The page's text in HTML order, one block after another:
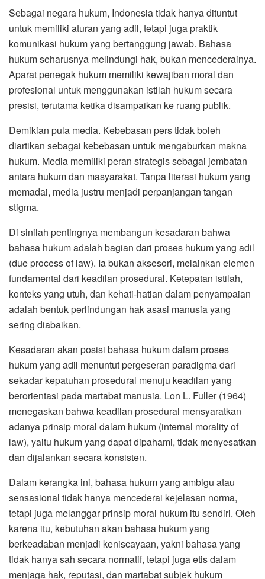
Sebagai negara hukum, Indonesia tidak hanya dituntut
untuk memiliki aturan yang adil, tetapi juga praktik
komunikasi hukum yang bertanggung jawab. Bahasa
hukum seharusnya melindungi hak, bukan mencederainya.
Aparat penegak hukum memiliki kewajiban moral dan
profesional untuk menggunakan istilah hukum secara
presisi, terutama ketika disampaikan ke ruang publik.
Demikian pula media. Kebebasan pers tidak boleh
diartikan sebagai kebebasan untuk mengaburkan makna
hukum. Media memiliki peran strategis sebagai jembatan
antara hukum dan masyarakat. Tanpa literasi hukum yang
memadai, media justru menjadi perpanjangan tangan
stigma.
Di sinilah pentingnya membangun kesadaran bahwa
bahasa hukum adalah bagian dari proses hukum yang adil
(due process of law). Ia bukan aksesori, melainkan elemen
fundamental dari keadilan prosedural. Ketepatan istilah,
konteks yang utuh, dan kehati-hatian dalam penyampaian
adalah bentuk perlindungan hak asasi manusia yang
sering diabaikan.
Kesadaran akan posisi bahasa hukum dalam proses
hukum yang adil menuntut pergeseran paradigma dari
sekadar kepatuhan prosedural menuju keadilan yang
berorientasi pada martabat manusia. Lon L. Fuller (1964)
menegaskan bahwa keadilan prosedural mensyaratkan
adanya prinsip moral dalam hukum (internal morality of
law), yaitu hukum yang dapat dipahami, tidak menyesatkan
dan dijalankan secara konsisten.
Dalam kerangka ini, bahasa hukum yang ambigu atau
sensasional tidak hanya mencederai kejelasan norma,
tetapi juga melanggar prinsip moral hukum itu sendiri. Oleh
karena itu, kebutuhan akan bahasa hukum yang
berkeadaban menjadi keniscayaan, yakni bahasa yang
tidak hanya sah secara normatif, tetapi juga etis dalam
menjaga hak, reputasi, dan martabat subjek hukum